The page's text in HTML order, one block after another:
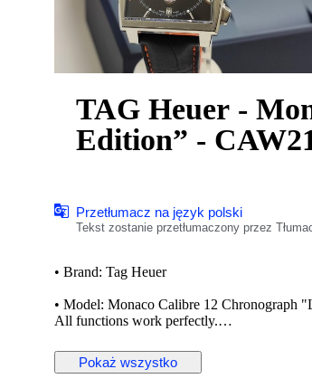
TAG Heuer -
Edition” -
Przetłumacz na język polski
Tekst zostanie przetłumaczony przez
• Brand: Tag Heuer
• Model: Monaco Calibre 12
All functions work perfectly.
The TAG Heuer Monaco is a series of
Monaco Grand Prix. The Monaco was
Pokaż wszystko